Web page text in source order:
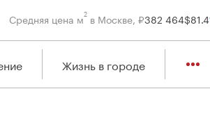
Средняя цена м2 в Москве, ₽382 464$
Жизнь в городе